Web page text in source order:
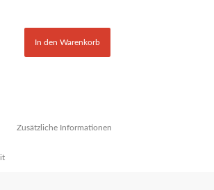
In den Warenkorb
Zusätzliche Informationen